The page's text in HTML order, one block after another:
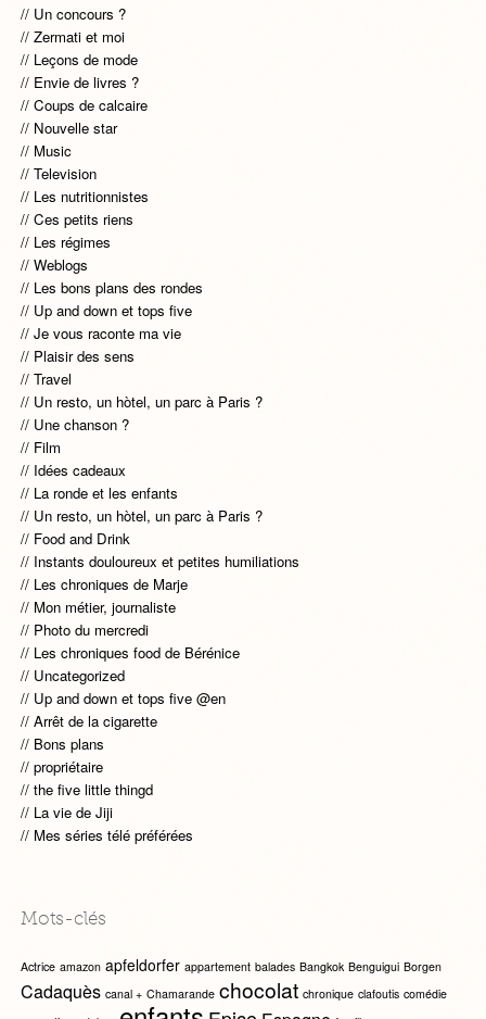
Un concours ?
Zermati et moi
Leçons de mode
Envie de livres ?
Coups de calcaire
Nouvelle star
Music
Television
Les nutritionnistes
Ces petits riens
Les régimes
Weblogs
Les bons plans des rondes
Up and down et tops five
Je vous raconte ma vie
Plaisir des sens
Travel
Un resto, un hòtel, un parc à Paris ?
Une chanson ?
Film
Idées cadeaux
La ronde et les enfants
Un resto, un hòtel, un parc à Paris ?
Food and Drink
Instants douloureux et petites humiliations
Les chroniques de Marje
Mon métier, journaliste
Photo du mercredi
Les chroniques food de Bérénice
Uncategorized
Up and down et tops five @en
Arrêt de la cigarette
Bons plans
propriétaire
the five little thingd
La vie de Jiji
Mes séries télé préférées
Mots-clés
Actrice amazon apfeldorfer appartement balades Bangkok Benguigui Borgen
Cadaquès canal + Chamarande chocolat chronique clafoutis comédie